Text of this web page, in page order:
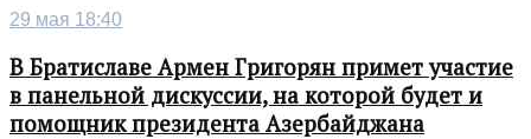
29 мая 18:40
В Братиславе Армен Григорян примет участие
в панельной дискуссии, на которой будет и
помощник президента Азербайджана